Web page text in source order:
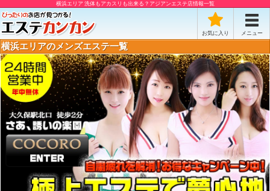
横浜エリア 洗体もアカスリも出来る？アジアンエステ店情報一覧
お気に入り メニュー
横浜エリアのメンズエステ一覧